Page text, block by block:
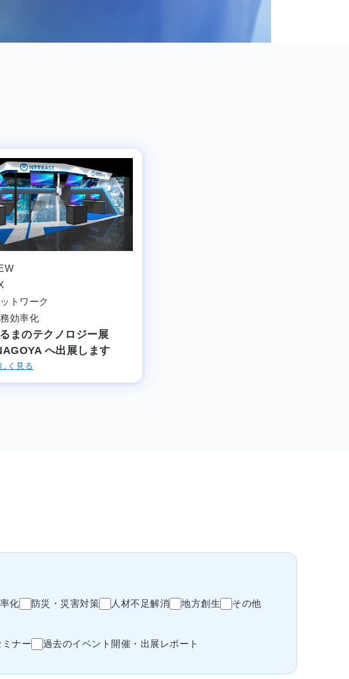
トワーク
効率化
まのテクノロジー展
へ出展します
く見る
化 防災・災害対策 人材不足解消 地方創生 その他
ナー 過去のイベント開催・出展レポート